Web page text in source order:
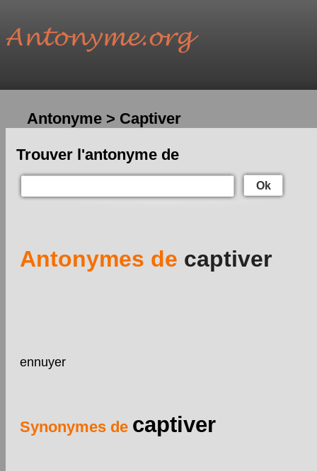
Antonyme > Captiver
Trouver l'antonyme de
Ok
Antonymes de captiver
ennuyer
Synonymes de captiver